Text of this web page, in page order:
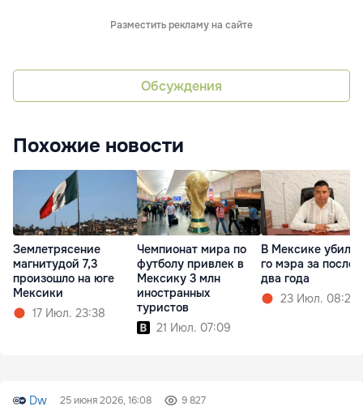
Разместить рекламу на сайте
Обсуждения
Похожие новости
Землетрясение
магнитудой 7,3
произошло на юге
Мексики
17 Июл. 23:38
Чемпионат мира по
футболу привлек в
Мексику 3 млн
иностранных
туристов
21 Июл. 07:09
В Мексике убили
го мэра за
два года
23 Июл. 08:20
Dw 25 июня 2026, 16:08 9 827